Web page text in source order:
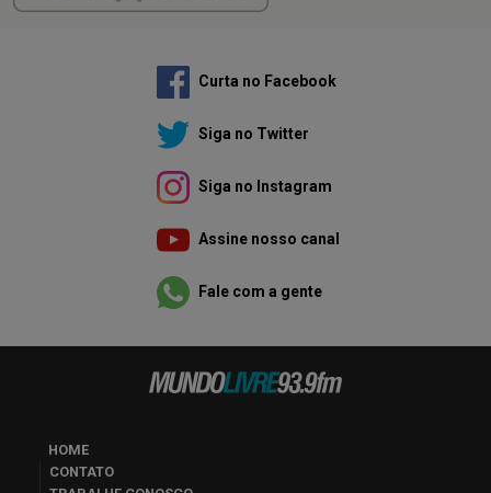
Curta no Facebook
Siga no Twitter
Siga no Instagram
Assine nosso canal
Fale com a gente
HOME
CONTATO